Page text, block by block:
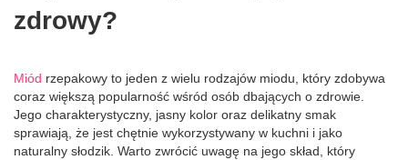
zdrowy?
Miód rzepakowy to jeden z wielu rodzajów miodu, który zdobywa
coraz większą popularność wśród osób dbających o zdrowie.
Jego charakterystyczny, jasny kolor oraz delikatny smak
sprawiają, że jest chętnie wykorzystywany w kuchni i jako
naturalny słodzik. Warto zwrócić uwagę na jego skład, który